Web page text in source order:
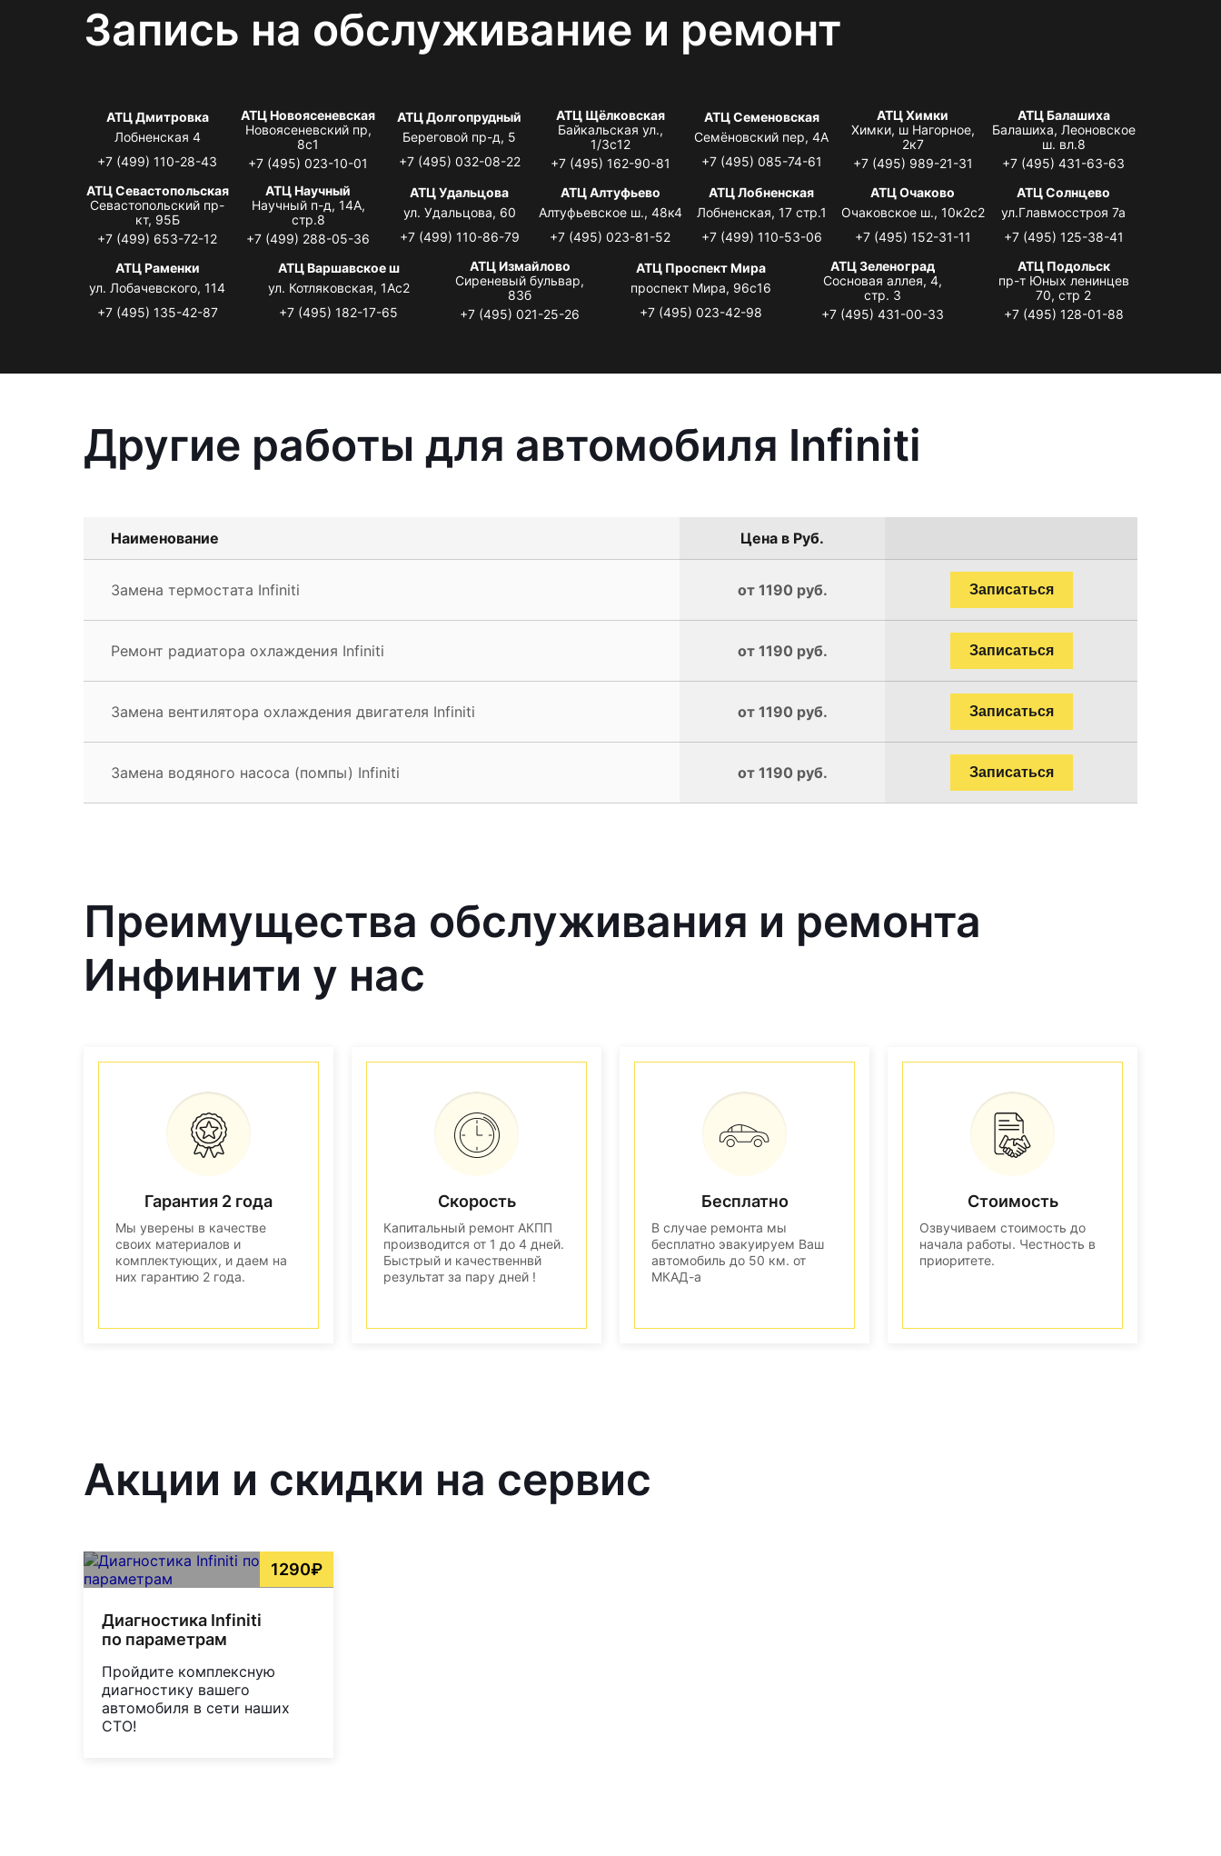
Запись на обслуживание и ремонт
АТЦ Дмитровка
Лобненская 4
+7 (499) 110-28-43
АТЦ Новоясеневская
Новоясеневский пр,
8с1
+7 (495) 023-10-01
АТЦ Долгопрудный
Береговой пр-д, 5
+7 (495) 032-08-22
АТЦ Щёлковская
Байкальская ул.,
1/3с12
+7 (495) 162-90-81
АТЦ Семеновская
Семёновский пер, 4А
+7 (495) 085-74-61
АТЦ Химки
Химки, ш Нагорное,
2к7
+7 (495) 989-21-31
АТЦ Балашиха
Балашиха, Леоновское
ш. вл.8
+7 (495) 431-63-63
АТЦ Севастопольская
Севастопольский пр-
кт, 95Б
+7 (499) 653-72-12
АТЦ Научный
Научный п-д, 14А,
стр.8
+7 (499) 288-05-36
АТЦ Удальцова
ул. Удальцова, 60
+7 (499) 110-86-79
АТЦ Алтуфьево
Алтуфьевское ш., 48к4
+7 (495) 023-81-52
АТЦ Лобненская
Лобненская, 17 стр.1
+7 (499) 110-53-06
АТЦ Очаково
Очаковское ш., 10к2с2
+7 (495) 152-31-11
АТЦ Солнцево
ул.Главмосстроя 7а
+7 (495) 125-38-41
АТЦ Раменки
ул. Лобачевского, 114
+7 (495) 135-42-87
АТЦ Варшавское ш
ул. Котляковская, 1Ас2
+7 (495) 182-17-65
АТЦ Измайлово
Сиреневый бульвар,
83б
+7 (495) 021-25-26
АТЦ Проспект Мира
проспект Мира, 96с16
+7 (495) 023-42-98
АТЦ Зеленоград
Сосновая аллея, 4,
стр. 3
+7 (495) 431-00-33
АТЦ Подольск
пр-т Юных ленинцев
70, стр 2
+7 (495) 128-01-88
Другие работы для автомобиля Infiniti
Наименование Цена в Руб.
Замена термостата Infiniti от 1190 руб. Записаться
Ремонт радиатора охлаждения Infiniti от 1190 руб. Записаться
Замена вентилятора охлаждения двигателя Infiniti от 1190 руб. Записаться
Замена водяного насоса (помпы) Infiniti от 1190 руб. Записаться
Преимущества обслуживания и ремонта
Инфинити у нас
Гарантия 2 года
Мы уверены в качестве
своих материалов и
комплектующих, и даем на
них гарантию 2 года.
Скорость
Капитальный ремонт АКПП
производится от 1 до 4 дней.
Быстрый и качественнвй
результат за пару дней !
Бесплатно
В случае ремонта мы
бесплатно эвакуируем Ваш
автомобиль до 50 км. от
МКАД-а
Стоимость
Озвучиваем стоимость до
начала работы. Честность в
приоритете.
Акции и скидки на сервис
1290₽
Диагностика Infiniti
по параметрам
Пройдите комплексную
диагностику вашего
автомобиля в сети наших
СТО!